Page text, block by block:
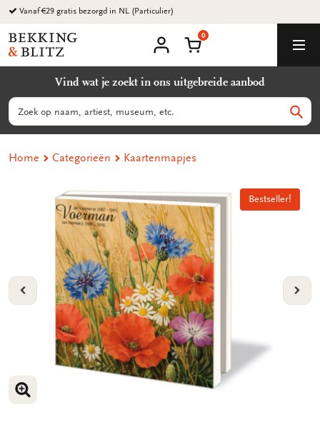
Ga
naar
content
Vanaf €29 gratis bezorgd in NL (Particulier)
Bekking
&
B.V.
account
Winkelmand
0
Vind wat je zoekt in ons uitgebreide aanbod
Zoeken
Home Categorieën Kaartenmapjes
VORIGE
Bestseller!
VERGROOT AFBEELDING
Bestseller!
VERGROOT AFBEELDING